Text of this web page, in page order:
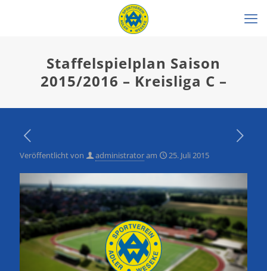
Staffelspielplan Saison
2015/2016 – Kreisliga C –
Veröffentlicht von administratoram 25. Juli 2015